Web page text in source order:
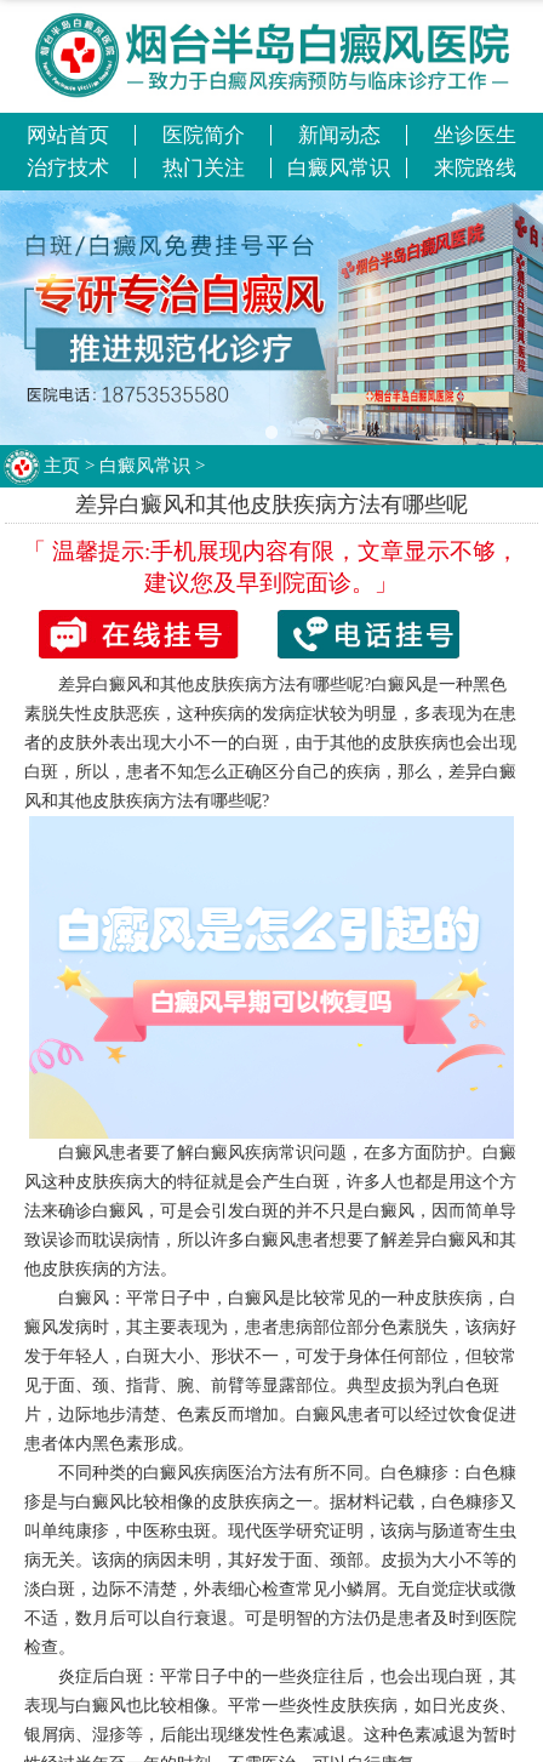
网站首页 医院简介 新闻动态
坐诊医生
治疗技术
热门关注 白癜风常识 来院路线
主页 > 白癜风常识 >
差异白癜风和其他皮肤疾病方法有哪些呢
「 温馨提示:手机展现内容有限，文章显示不够，
建议您及早到院面诊。」
差异白癜风和其他皮肤疾病方法有哪些呢?白癜风是一种黑色
素脱失性皮肤恶疾，这种疾病的发病症状较为明显，多表现为在患
者的皮肤外表出现大小不一的白斑，由于其他的皮肤疾病也会出现
白斑，所以，患者不知怎么正确区分自己的疾病，那么，差异白癜
风和其他皮肤疾病方法有哪些呢?
白癜风患者要了解白癜风疾病常识问题，在多方面防护。白癜
风这种皮肤疾病大的特征就是会产生白斑，许多人也都是用这个方
法来确诊白癜风，可是会引发白斑的并不只是白癜风，因而简单导
致误诊而耽误病情，所以许多白癜风患者想要了解差异白癜风和其
他皮肤疾病的方法。
白癜风：平常日子中，白癜风是比较常见的一种皮肤疾病，白
癜风发病时，其主要表现为，患者患病部位部分色素脱失，该病好
发于年轻人，白斑大小、形状不一，可发于身体任何部位，但较常
见于面、颈、指背、腕、前臂等显露部位。典型皮损为乳白色斑
片，边际地步清楚、色素反而增加。白癜风患者可以经过饮食促进
患者体内黑色素形成。
不同种类的白癜风疾病医治方法有所不同。白色糠疹：白色糠
疹是与白癜风比较相像的皮肤疾病之一。据材料记载，白色糠疹又
叫单纯康疹，中医称虫斑。现代医学研究证明，该病与肠道寄生虫
病无关。该病的病因未明，其好发于面、颈部。皮损为大小不等的
淡白斑，边际不清楚，外表细心检查常见小鳞屑。无自觉症状或微
不适，数月后可以自行衰退。可是明智的方法仍是患者及时到医院
检查。
炎症后白斑：平常日子中的一些炎症往后，也会出现白斑，其
表现与白癜风也比较相像。平常一些炎性皮肤疾病，如日光皮炎、
银屑病、湿疹等，后能出现继发性色素减退。这种色素减退为暂时